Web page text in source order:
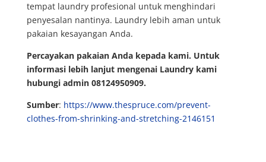
tempat laundry profesional untuk menghindari
penyesalan nantinya. Laundry lebih aman untuk
pakaian kesayangan Anda.
Percayakan pakaian Anda kepada kami. Untuk
informasi lebih lanjut mengenai Laundry kami
hubungi admin 08124950909.
Sumber: https://www.thespruce.com/prevent-
clothes-from-shrinking-and-stretching-2146151